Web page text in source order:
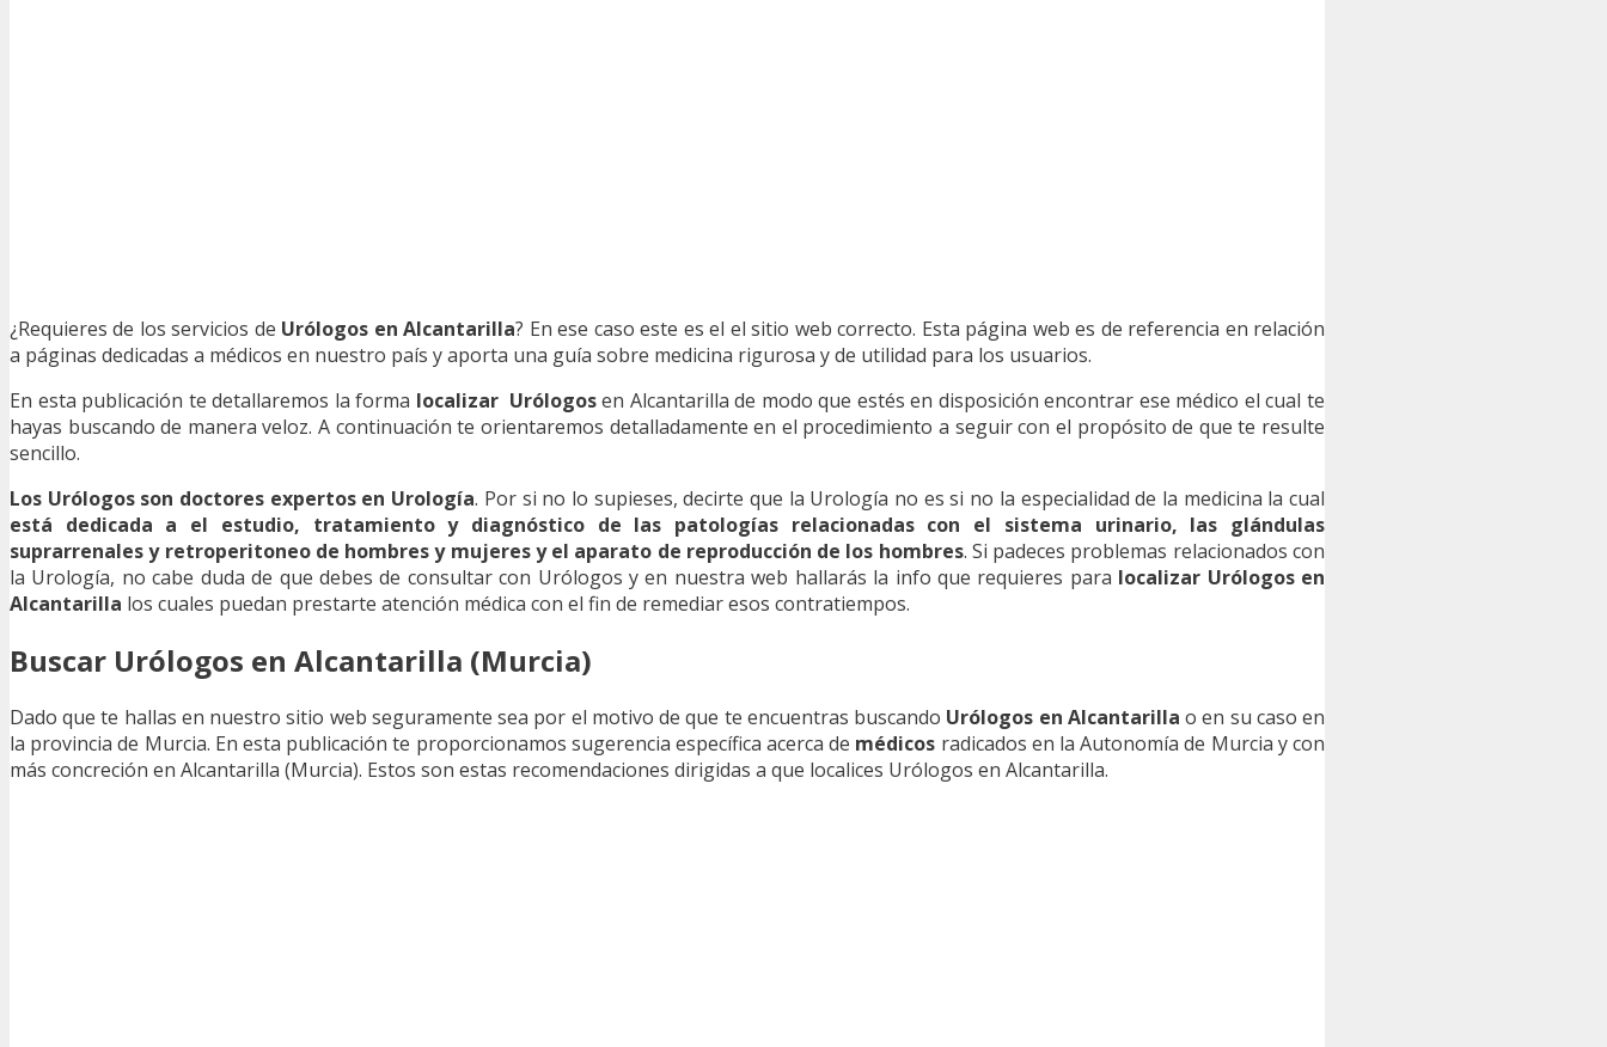
¿Requieres de los servicios de Urólogos en Alcantarilla? En ese caso este es el el sitio web correcto. Esta página web es de referencia en relación
a páginas dedicadas a médicos en nuestro país y aporta una guía sobre medicina rigurosa y de utilidad para los usuarios.
En esta publicación te detallaremos la forma localizar Urólogosen Alcantarilla de modo que estés en disposición encontrar ese médico el cual te
hayas buscando de manera veloz. A continuación te orientaremos detalladamente en el procedimiento a seguir con el propósito de que te resulte
sencillo.
Los Urólogos son doctores expertos en Urología. Por si no lo supieses, decirte que la Urología no es si no la especialidad de la medicina la cual
está dedicada a el estudio, tratamiento y diagnóstico de las patologías relacionadas con el sistema urinario, las glándulas
suprarrenales y retroperitoneo de hombres y mujeres y el aparato de reproducción de los hombres. Si padeces problemas relacionados con
la Urología, no cabe duda de que debes de consultar con Urólogos y en nuestra web hallarás la info que requieres para localizar Urólogos en
Alcantarilla los cuales puedan prestarte atención médica con el fin de remediar esos contratiempos.
Buscar Urólogos en Alcantarilla (Murcia)
Dado que te hallas en nuestro sitio web seguramente sea por el motivo de que te encuentras buscando Urólogos en Alcantarilla o en su caso en
la provincia de Murcia. En esta publicación te proporcionamos sugerencia específica acerca de médicos radicados en la Autonomía de Murcia y con
más concreción en Alcantarilla (Murcia). Estos son estas recomendaciones dirigidas a que localices Urólogos en Alcantarilla.